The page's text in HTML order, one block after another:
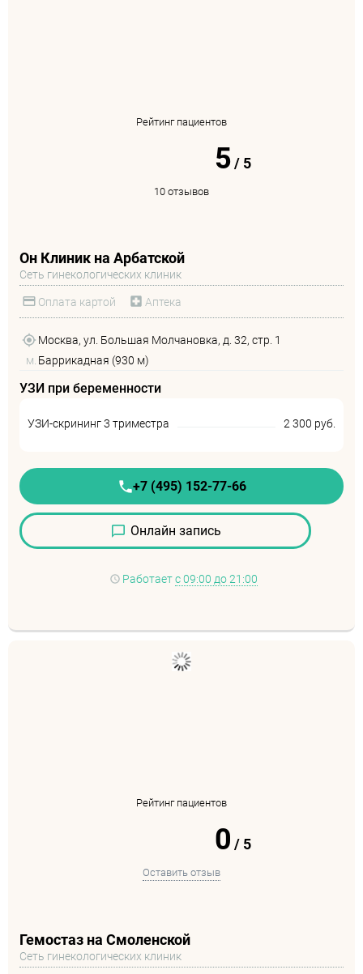
Рейтинг пациентов
5/ 5
10 отзывов
Он Клиник на Арбатской
Сеть гинекологических клиник
Оплата картой Аптека
Москва, ул. Большая Молчановка, д. 32, стр. 1
м. Баррикадная (930 м)
УЗИ при беременности
УЗИ-скрининг 3 триместра 2 300 руб.
+7 (495) 152-77-66
Онлайн запись
Работаетс 09:00 до 21:00
Рейтинг пациентов
0 / 5
Оставить отзыв
Гемостаз на Смоленской
Сеть гинекологических клиник